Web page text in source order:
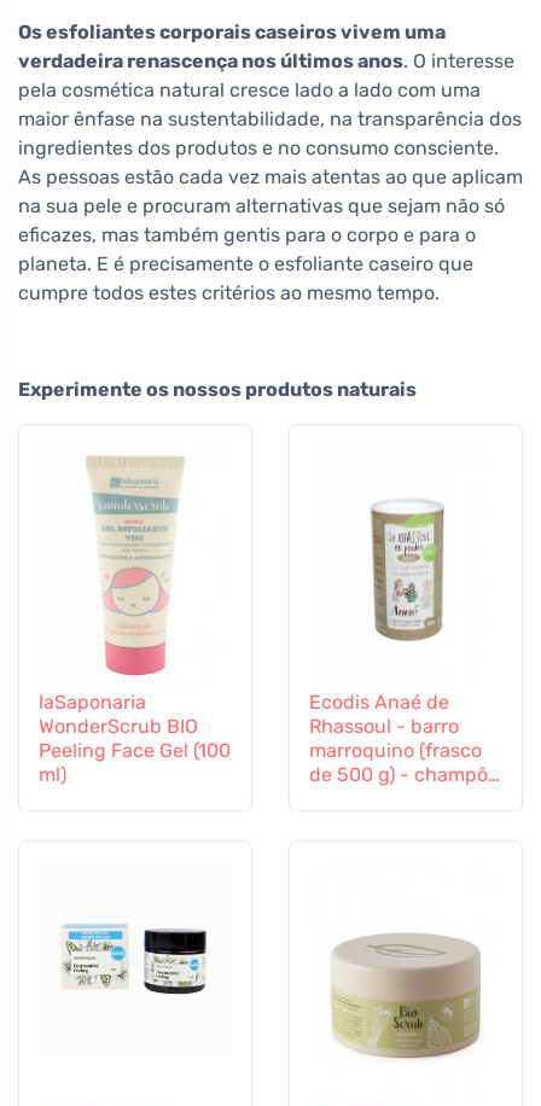
Os esfoliantes corporais caseiros vivem uma
verdadeira renascença nos últimos anos. O interesse
pela cosmética natural cresce lado a lado com uma
maior ênfase na sustentabilidade, na transparência dos
ingredientes dos produtos e no consumo consciente.
As pessoas estão cada vez mais atentas ao que aplicam
na sua pele e procuram alternativas que sejam não só
eficazes, mas também gentis para o corpo e para o
planeta. E é precisamente o esfoliante caseiro que
cumpre todos estes critérios ao mesmo tempo.
Experimente os nossos produtos naturais
laSaponaria
WonderScrub BIO
Peeling Face Gel (100
ml)
Ecodis Anaé de
Rhassoul - barro
marroquino (frasco
de 500 g) - champô,